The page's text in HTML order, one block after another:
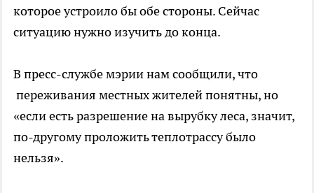
которое устроило бы обе стороны. Сейчас
ситуацию нужно изучить до конца.
В пресс-службе мэрии нам сообщили, что
переживания местных жителей понятны, но
«если есть разрешение на вырубку леса, значит,
по-другому проложить теплотрассу было
нельзя».